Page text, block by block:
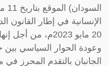
الإنسانية في إطار القانون
20 مايو 2023م،
وعودة الحوار السياسي